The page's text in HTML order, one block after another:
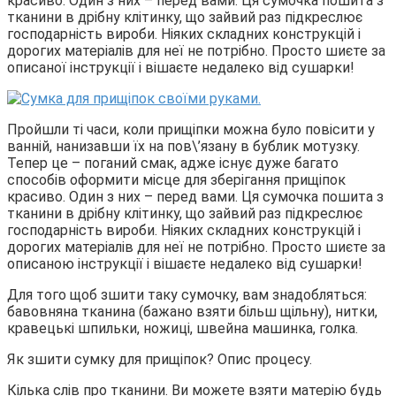
тканини в дрібну клітинку, що зайвий раз підкреслює
господарність вироби. Ніяких складних конструкцій і
дорогих матеріалів для неї не потрібно. Просто шиєте за
описаної інструкції і вішаєте недалеко від сушарки!
Пройшли ті часи, коли прищіпки можна було повісити у
ванній, нанизавши їх на пов\’язану в бублик мотузку.
Тепер це – поганий смак, адже існує дуже багато
способів оформити місце для зберігання прищіпок
красиво. Один з них – перед вами. Ця сумочка пошита з
тканини в дрібну клітинку, що зайвий раз підкреслює
господарність вироби. Ніяких складних конструкцій і
дорогих матеріалів для неї не потрібно. Просто шиєте за
описаною інструкції і вішаєте недалеко від сушарки!
Для того щоб зшити таку сумочку, вам знадобляться:
бавовняна тканина (бажано взяти більш щільну), нитки,
кравецькі шпильки, ножиці, швейна машинка, голка.
Як зшити сумку для прищіпок? Опис процесу.
Кілька слів про тканини. Ви можете взяти матерію будь